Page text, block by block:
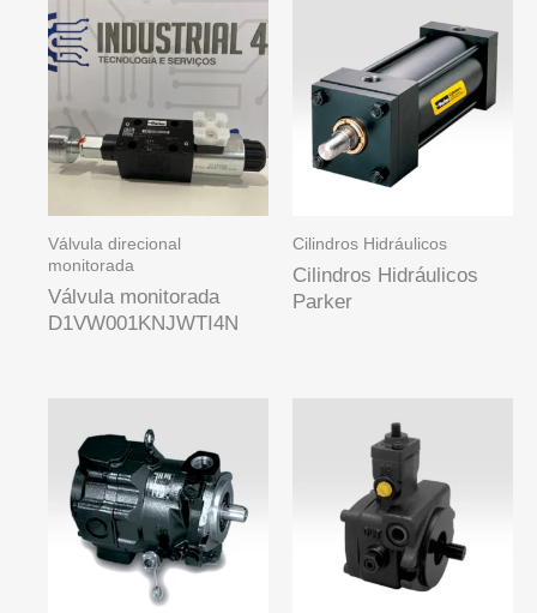
Válvula direcional
monitorada
Válvula monitorada
D1VW001KNJWTI4N
Cilindros Hidráulicos
Cilindros Hidráulicos
Parker